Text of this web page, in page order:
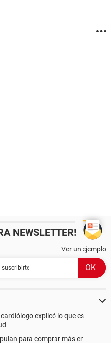
NEWSLETTER!
Ver un ejemplo
explicó lo que es
para comprar más en